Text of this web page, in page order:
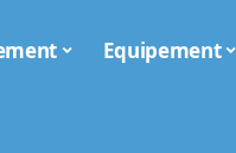
Equipement